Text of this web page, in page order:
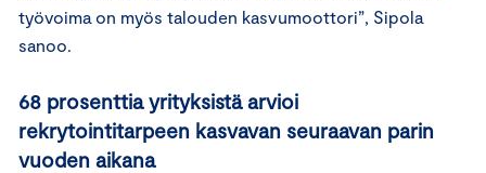
työvoima on myös talouden kasvumoottori”, Sipola
sanoo.
68 prosenttia yrityksistä arvioi
rekrytointitarpeen kasvavan seuraavan parin
vuoden aikana